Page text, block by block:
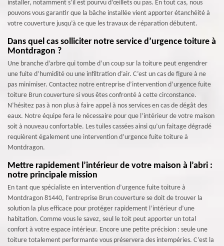
installer, notamment s’il est pourvu d’œillets ou pas. En tout cas, nous
pouvons vous garantir que la bâche installée vient apporter étanchéité à
votre couverture jusqu’à ce que les travaux de réparation débutent.
Dans quel cas solliciter notre service d’urgence toiture à
Montdragon ?
Une branche d’arbre qui tombe d’un coup sur la toiture peut engendrer
une fuite d’humidité ou une infiltration d’air. C’est un cas de figure à ne
pas minimiser. Contactez notre entreprise d’intervention d’urgence fuite
toiture Brun couverture si vous êtes confronté à cette circonstance.
N’hésitez pas à non plus à faire appel à nos services en cas de dégât des
eaux. Notre équipe fera le nécessaire pour que l’intérieur de votre maison
soit à nouveau confortable. Les tuiles cassées ainsi qu’un faitage dégradé
requièrent également une intervention d’urgence fuite toiture à
Montdragon.
Mettre rapidement l’intérieur de votre maison à l’abri :
notre principale mission
En tant que spécialiste en intervention d’urgence fuite toiture à
Montdragon 81440, l’entreprise Brun couverture se doit de trouver la
solution la plus efficace pour protéger rapidement l’intérieur d’une
habitation. Comme vous le savez, seul le toit peut apporter un total
confort à votre espace intérieur. Encore une petite précision : seule une
toiture totalement performante vous préservera des intempéries. C’est la